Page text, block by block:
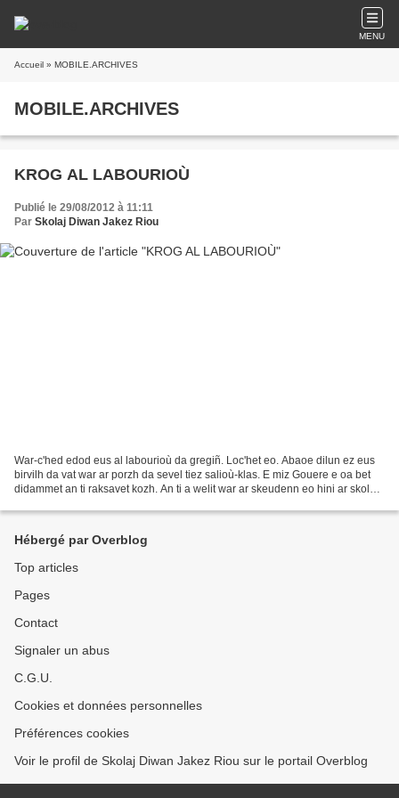
MENU
Accueil » MOBILE.ARCHIVES
MOBILE.ARCHIVES
KROG AL LABOURIOÙ
Publié le 29/08/2012 à 11:11
Par Skolaj Diwan Jakez Riou
War-c'hed edod eus al labourioù da gregiñ. Loc'het eo. Abaoe dilun ez eus
birvilh da vat war ar porzh da sevel tiez salioù-klas. E miz Gouere e oa bet
didammet an ti raksavet kozh. An ti a welit war ar skeudenn eo hini ar skolaj
Hébergé par Overblog
Top articles
Pages
Contact
Signaler un abus
C.G.U.
Cookies et données personnelles
Préférences cookies
Voir le profil de Skolaj Diwan Jakez Riou sur le portail Overblog